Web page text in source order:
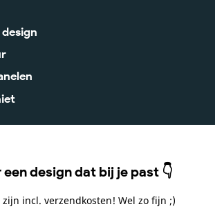
een design dat bij je past 👇
incl. verzendkosten! Wel zo fijn ;)